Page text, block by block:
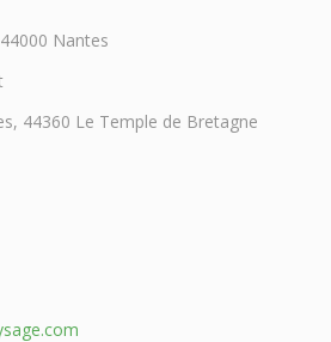
Nantes
44360 Le Temple de Bretagne